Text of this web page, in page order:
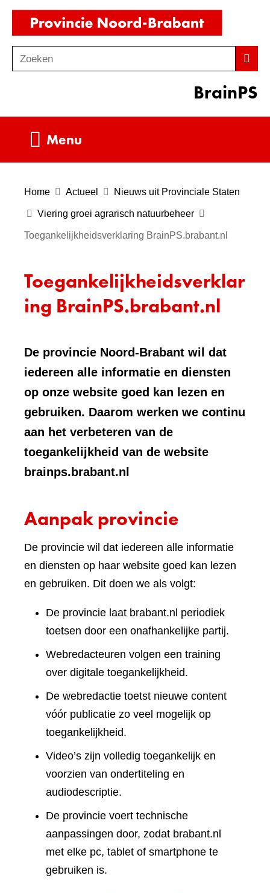
Ga
de
inhoud
o
Zoeken
BrainPS
Menu
Home Actueel Nieuws uit Provinciale Staten
Viering groei agrarisch natuurbeheer
Toegankelijkheidsverklaring BrainPS.brabant.nl
Toegankelijkheidsverklar
ing BrainPS.brabant.nl
De provincie Noord-Brabant wil dat
iedereen alle informatie en diensten
op onze website goed kan lezen en
gebruiken. Daarom werken we continu
aan het verbeteren van de
toegankelijkheid van de website
brainps.brabant.nl
Aanpak provincie
De provincie wil dat iedereen alle informatie
en diensten op haar website goed kan lezen
en gebruiken. Dit doen we als volgt:
De provincie laat brabant.nl periodiek
toetsen door een onafhankelijke partij.
Webredacteuren volgen een training
over digitale toegankelijkheid.
De webredactie toetst nieuwe content
vóór publicatie zo veel mogelijk op
toegankelijkheid.
Video’s zijn volledig toegankelijk en
voorzien van ondertiteling en
audiodescriptie.
De provincie voert technische
aanpassingen door, zodat brabant.nl
met elke pc, tablet of smartphone te
gebruiken is.